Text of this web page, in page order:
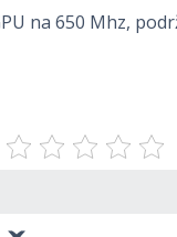
na 650 Mhz,